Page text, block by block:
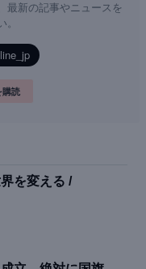
最新の記事やニュースを
。
購読
を変える /